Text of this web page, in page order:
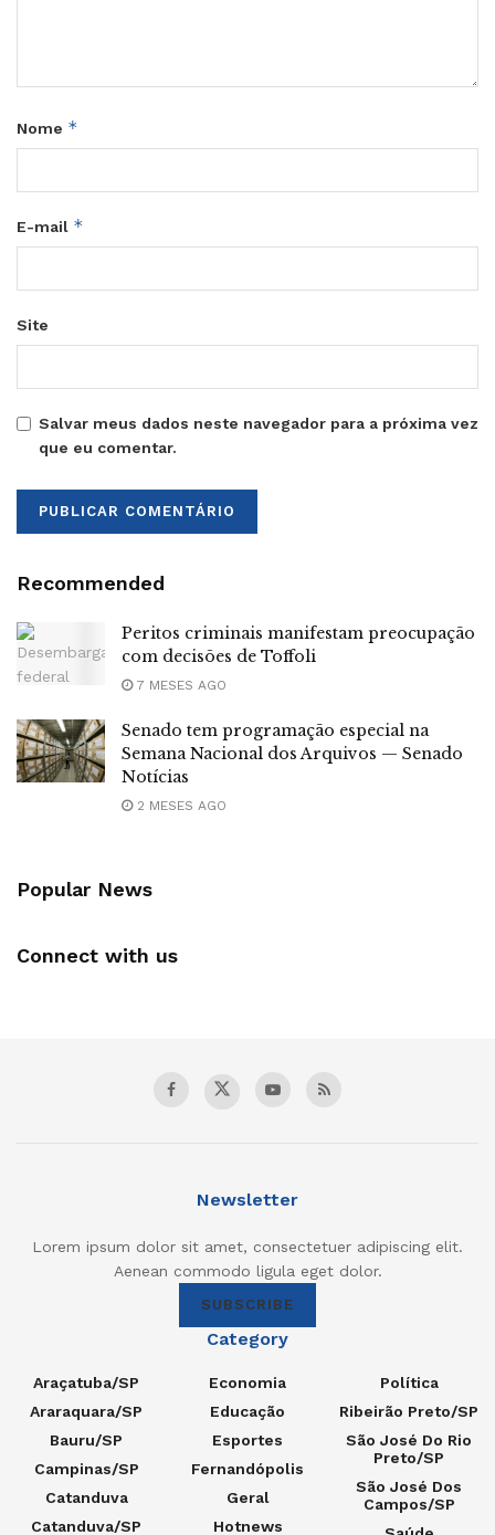
Nome *
E-mail *
Site
Salvar meus dados neste navegador para a próxima vez
que eu comentar.
Recommended
Peritos criminais manifestam preocupação
com decisões de Toffoli
7 MESES AGO
Senado tem programação especial na
Semana Nacional dos Arquivos — Senado
Notícias
2 MESES AGO
Popular News
Connect with us
Newsletter
Lorem ipsum dolor sit amet, consectetuer adipiscing elit.
Aenean commodo ligula eget dolor.
SUBSCRIBE
Category
Araçatuba/SP
Araraquara/SP
Bauru/SP
Campinas/SP
Catanduva
Catanduva/SP
Economia
Educação
Esportes
Fernandópolis
Geral
Hotnews
Política
Ribeirão Preto/SP
São José Do Rio
Preto/SP
São José Dos
Campos/SP